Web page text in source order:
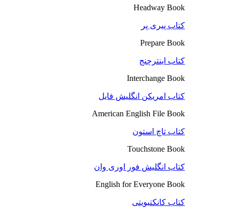
Headway Book
کتاب پیری پر
Prepare Book
کتاب اینترچنج
Interchange Book
کتاب امریکن انگلیش فایل
American English File Book
کتاب تاچ استون
Touchstone Book
کتاب انگلیش فور اوری وان
English for Everyone Book
کتاب کانکتیویتی